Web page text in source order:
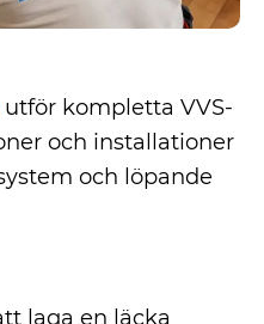
utför kompletta VVS-
och installationer
och löpande
laga en läcka